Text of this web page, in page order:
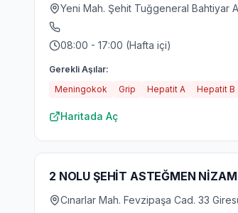
Yeni Mah. Şehit Tuğgeneral Bahtiyar
08:00 - 17:00 (Hafta içi)
Gerekli Aşılar:
Meningokok
Grip Hepatit A Hepatit B
Haritada Aç
2 NOLU ŞEHİT ASTEĞMEN
Cınarlar Mah. Fevzipaşa Cad. 33